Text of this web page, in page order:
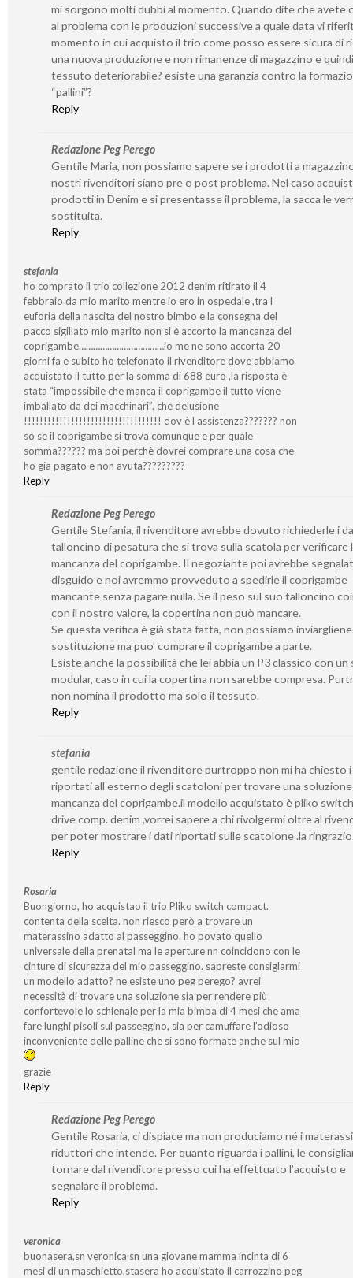
mi sorgono molti dubbi al momento. Quando dite che avete
al problema con le produzioni successive a quale data vi
momento in cui acquisto il trio come posso essere sicura di
una nuova produzione e non rimanenze di magazzino e
tessuto deteriorabile? esiste una garanzia contro la
“pallini”?
Reply
Redazione Peg Perego
Gentile Maria, non possiamo sapere se i prodotti a
nostri rivenditori siano pre o post problema. Nel caso
prodotti in Denim e si presentasse il problema, la sacca le
sostituita.
Reply
stefania
ho comprato il trio collezione 2012 denim ritirato il 4
febbraio da mio marito mentre io ero in ospedale ,tra l
euforia della nascita del nostro bimbo e la consegna del
pacco sigillato mio marito non si è accorto la mancanza del
coprigambe………………………………io me ne sono accorta 20
giorni fa e subito ho telefonato il rivenditore dove abbiamo
acquistato il tutto per la somma di 688 euro ,la risposta è
stata “impossibile che manca il coprigambe il tutto viene
imballato da dei macchinari”. che delusione
!!!!!!!!!!!!!!!!!!!!!!!!!!!!!!!!!!! dov è l assistenza??????? non
so se il coprigambe si trova comunque e per quale
somma?????? ma poi perchè dovrei comprare una cosa che
ho gia pagato e non avuta?????????
Reply
Redazione Peg Perego
Gentile Stefania, il rivenditore avrebbe dovuto richiederle i
talloncino di pesatura che si trova sulla scatola per verificare
mancanza del coprigambe. Il negoziante poi avrebbe
disguido e noi avremmo provveduto a spedirle il coprigambe
mancante senza pagare nulla. Se il peso sul suo talloncino
con il nostro valore, la copertina non può mancare.
Se questa verifica è già stata fatta, non possiamo
sostituzione ma puo’ comprare il coprigambe a parte.
Esiste anche la possibilità che lei abbia un P3 classico con un
modular, caso in cui la copertina non sarebbe compresa.
non nomina il prodotto ma solo il tessuto.
Reply
stefania
gentile redazione il rivenditore purtroppo non mi ha chiesto
riportati all esterno degli scatoloni per trovare una soluzione
mancanza del coprigambe.il modello acquistato è pliko
drive comp. denim ,vorrei sapere a chi rivolgermi oltre al
per poter mostrare i dati riportati sulle scatolone .la
Reply
Rosaria
Buongiorno, ho acquistao il trio Pliko switch compact.
contenta della scelta. non riesco però a trovare un
materassino adatto al passeggino. ho povato quello
universale della prenatal ma le aperture nn coincidono con le
cinture di sicurezza del mio passeggino. sapreste consiglarmi
un modello adatto? ne esiste uno peg perego? avrei
necessità di trovare una soluzione sia per rendere più
confortevole lo schienale per la mia bimba di 4 mesi che ama
fare lunghi pisoli sul passeggino, sia per camuffare l’odioso
inconveniente delle palline che si sono formate anche sul mio
grazie
Reply
Redazione Peg Perego
Gentile Rosaria, ci dispiace ma non produciamo né i
riduttori che intende. Per quanto riguarda i pallini, le
tornare dal rivenditore presso cui ha effettuato l’acquisto e
segnalare il problema.
Reply
veronica
buonasera,sn veronica sn una giovane mamma incinta di 6
mesi di un maschietto,stasera ho acquistato il carrozzino peg